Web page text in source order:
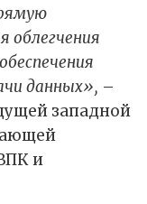
облегчения
данных», –
западной
и